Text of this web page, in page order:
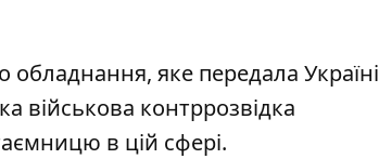
обладнання, яке передала Україні
військова контррозвідка
в цій сфері.